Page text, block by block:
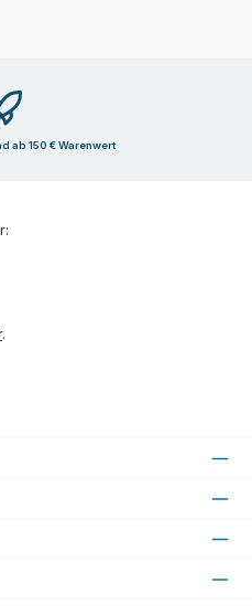
ab 150 € Warenwert
.